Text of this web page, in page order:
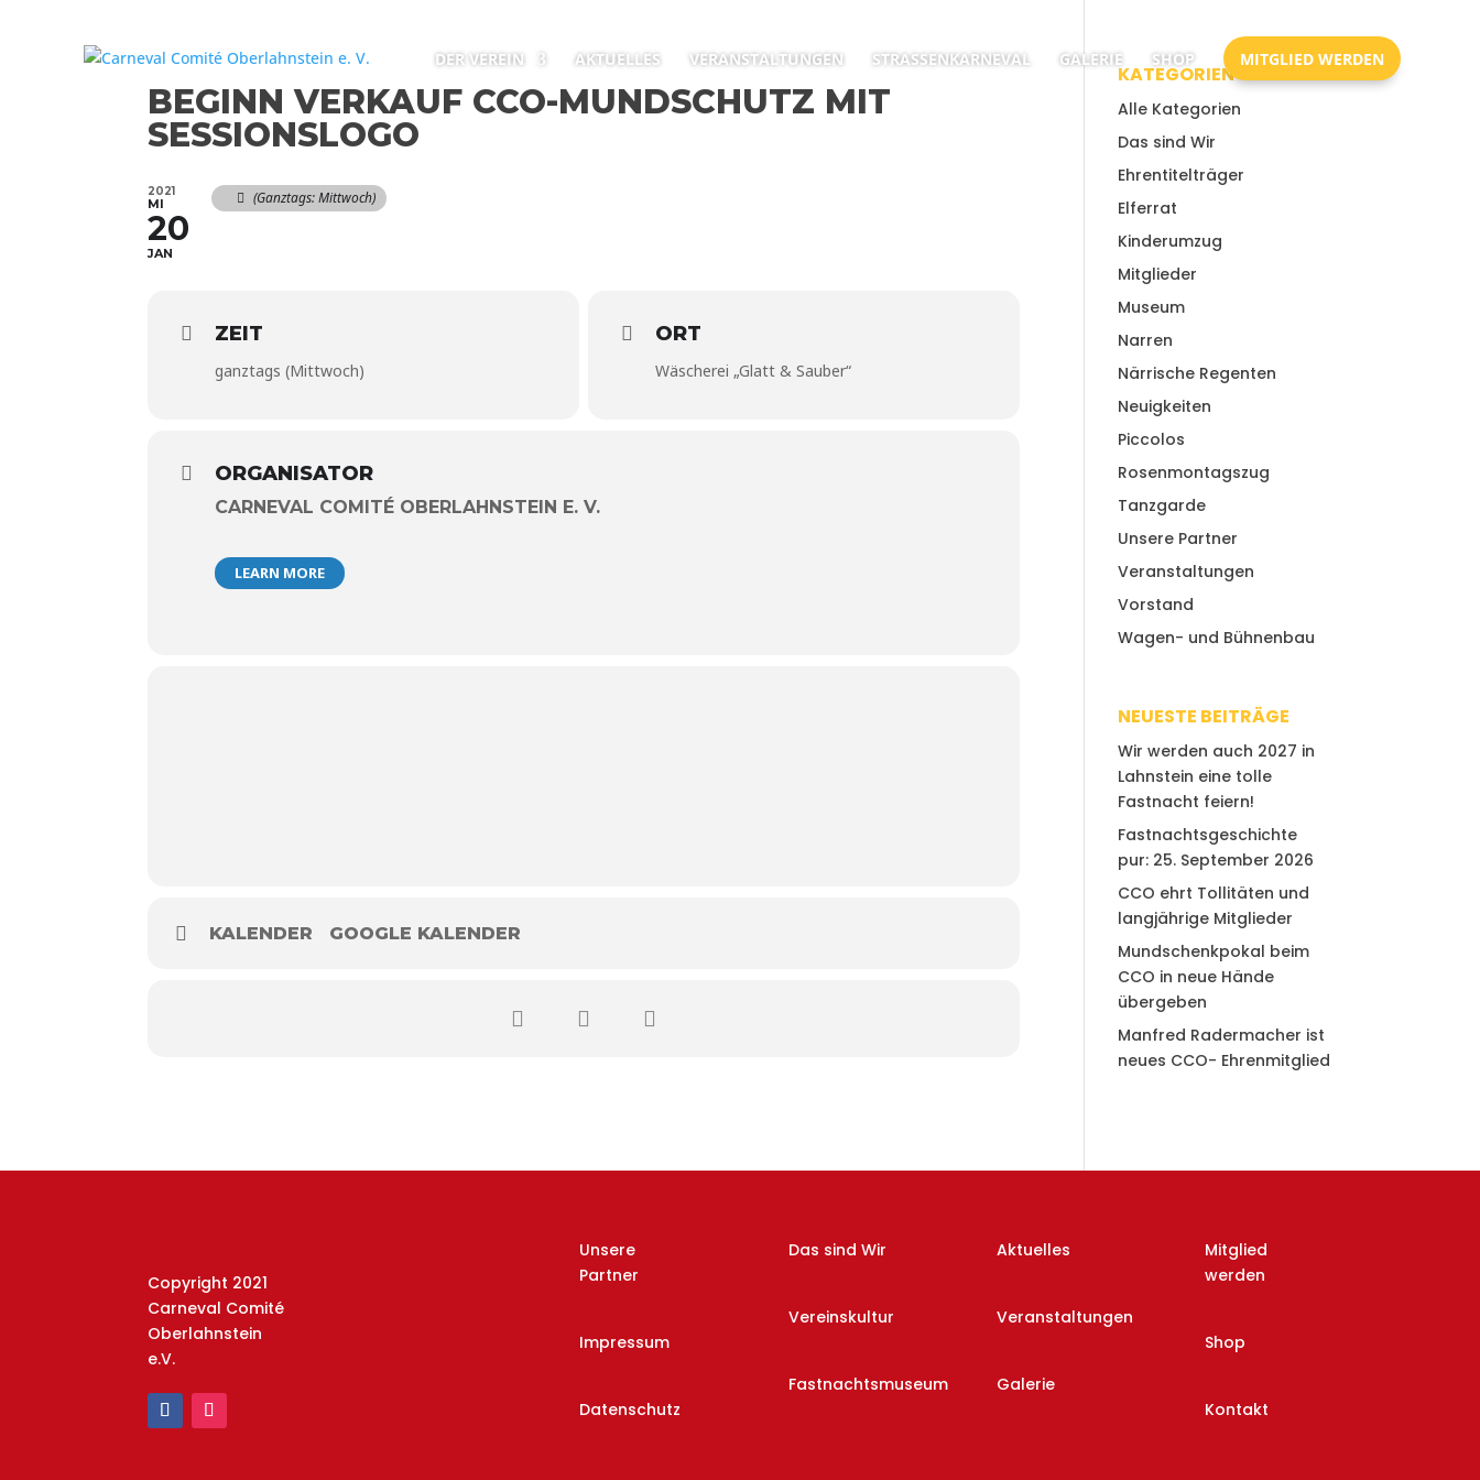
DER VEREIN AKTUELLES VERANSTALTUNGEN STRASSENKARNEVAL GALERIE SHOP MITGLIED WERDEN
BEGINN VERKAUF CCO-MUNDSCHUTZ MIT
SESSIONSLOGO
2021
MI
20
JAN
(ganztags: Mittwoch)
ZEIT
ganztags (Mittwoch)
ORT
Wäscherei „Glatt & Sauber“
ORGANISATOR
CARNEVAL COMITÉ OBERLAHNSTEIN E. V.
LEARN MORE
KALENDER GOOGLE KALENDER
KATEGORIEN
Alle Kategorien
Das sind Wir
Ehrentitelträger
Elferrat
Kinderumzug
Mitglieder
Museum
Narren
Närrische Regenten
Neuigkeiten
Piccolos
Rosenmontagszug
Tanzgarde
Unsere Partner
Veranstaltungen
Vorstand
Wagen- und Bühnenbau
NEUESTE BEITRÄGE
Wir werden auch 2027 in
Lahnstein eine tolle
Fastnacht feiern!
Fastnachtsgeschichte
pur: 25. September 2026
CCO ehrt Tollitäten und
langjährige Mitglieder
Mundschenkpokal beim
CCO in neue Hände
übergeben
Manfred Radermacher ist
neues CCO- Ehrenmitglied
Copyright 2021
Carneval Comité
Oberlahnstein
e.V.
Unsere
Partner
Impressum
Datenschutz
Das sind Wir
Vereinskultur
Fastnachtsmuseum
Aktuelles
Veranstaltungen
Galerie
Mitglied
werden
Shop
Kontakt